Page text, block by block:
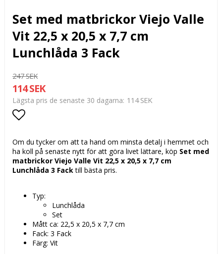
Set med matbrickor Viejo Valle
Vit 22,5 x 20,5 x 7,7 cm
Lunchlåda 3 Fack
247 SEK
114 SEK
Lägsta pris de senaste 30 dagarna 114 SEK
Om du tycker om att ta hand om minsta detalj i hemmet och
ha koll på senaste nytt för att göra livet lättare, köp Set med
matbrickor Viejo Valle Vit 22,5 x 20,5 x 7,7 cm
Lunchlåda 3 Facktill bästa pris.
Typ:
Lunchlåda
Set
Mått ca: 22,5 x 20,5 x 7,7 cm
Fack: 3 Fack
Färg: Vit